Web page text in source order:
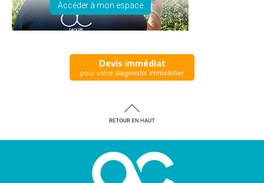
Accéder à mon espace
Devis immédiat
pour votre diagnostic immobilier